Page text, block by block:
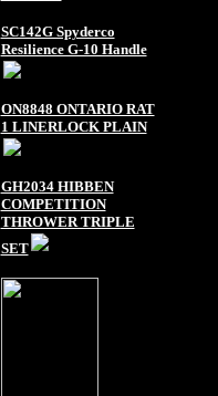
SC142G Spyderco
Resilience G-10 Handle
ON8848 ONTARIO RAT
1 LINERLOCK PLAIN
GH2034 HIBBEN
COMPETITION
THROWER TRIPLE
SET